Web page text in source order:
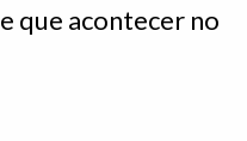
que acontecer no